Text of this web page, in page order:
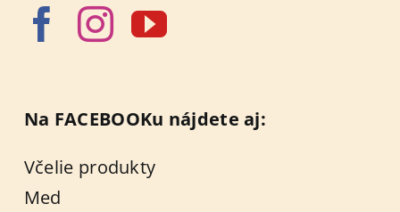
Na FACEBOOKu nájdete aj:
Včelie produkty
Med